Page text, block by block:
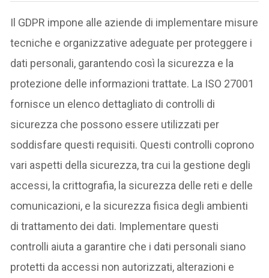
Il GDPR impone alle aziende di implementare misure
tecniche e organizzative adeguate per proteggere i
dati personali, garantendo così la sicurezza e la
protezione delle informazioni trattate. La ISO 27001
fornisce un elenco dettagliato di controlli di
sicurezza che possono essere utilizzati per
soddisfare questi requisiti. Questi controlli coprono
vari aspetti della sicurezza, tra cui la gestione degli
accessi, la crittografia, la sicurezza delle reti e delle
comunicazioni, e la sicurezza fisica degli ambienti
di trattamento dei dati. Implementare questi
controlli aiuta a garantire che i dati personali siano
protetti da accessi non autorizzati, alterazioni e